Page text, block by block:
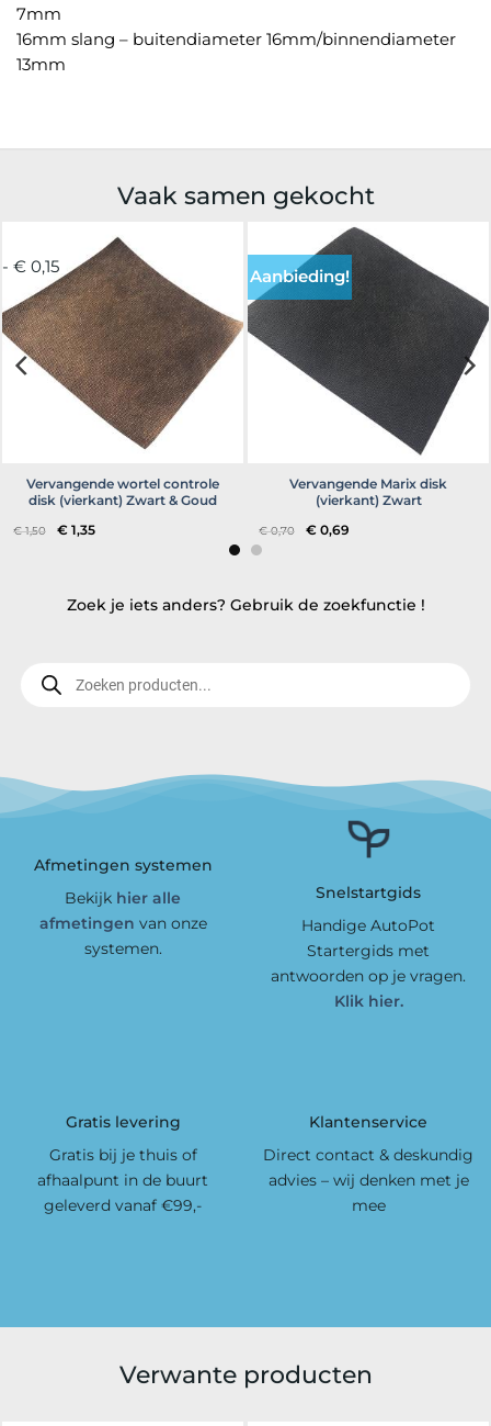
7mm
16mm slang – buitendiameter 16mm/binnendiameter
13mm
Vaak samen gekocht
- € 0,15
Vervangende wortel controle
disk (vierkant) Zwart & Goud
€1,50 Oorspronkelijke
prijs
€ 1,35Huidige
Aanbieding!
Vervangende Marix disk
(vierkant) Zwart
€0,70 Oorspronkelijke
prijs
€ 0,69
Zoek je iets anders? Gebruik de zoekfunctie !
zoeken
Afmetingen systemen
Bekijk hier alle
afmetingen van onze
systemen.
Snelstartgids
Handige AutoPot
Startergids met
antwoorden op je vragen.
Klik hier.
Gratis levering
Gratis bij je thuis of
afhaalpunt in de buurt
geleverd vanaf €99,-
Klantenservice
Direct contact & deskundig
advies – wij denken met je
mee
Verwante producten